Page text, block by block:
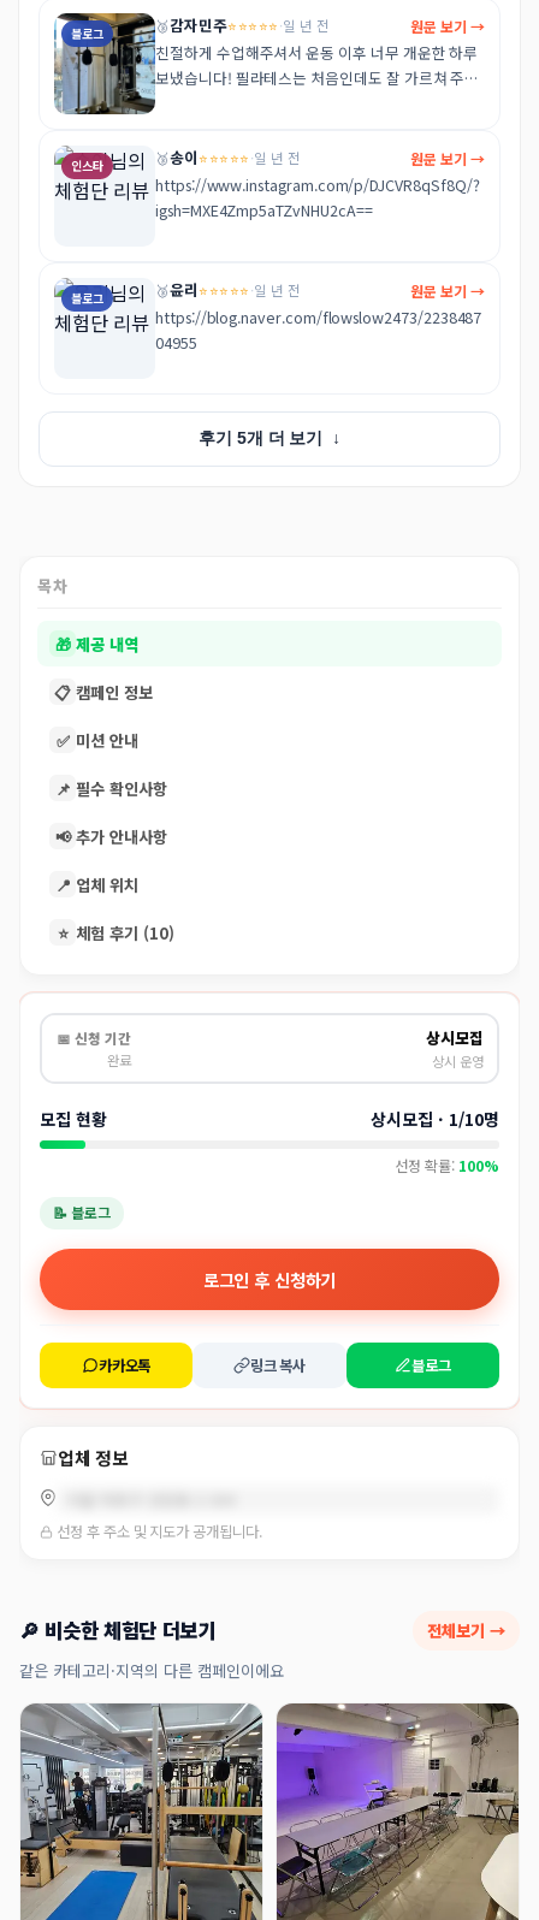
했습니다:)
블로그 🥉감자민주⭐⭐⭐⭐⭐·일 년 전 원문 보기 →
친절하게 수업해주셔서 운동 이후 너무 개운한 하루
보냈습니다! 필라테스는 처음인데도 잘 가르쳐 주셔
94057
인스타 🥉송이⭐⭐⭐⭐⭐·일 년 전 원문 보기 →
https://www.instagram.com/p/DJCVR8qSf8Q/?
igsh=MXE4Zmp5aTZvNHU2cA==
블로그 🥉윤리⭐⭐⭐⭐⭐·일 년 전 원문 보기 →
https://blog.naver.com/flowslow2473/2238487
04955
후기 5개 더 보기 ↓
목차
🎁 제공 내역
📋 캠페인 정보
✅ 미션 안내
📌 필수 확인사항
📢 추가 안내사항
📍 업체 위치
⭐ 체험 후기 (10)
📅 신청 기간
완료
상시모집
상시 운영
모집 현황 상시모집 · 1/10명
선정 확률: 100%
📝 블로그
로그인 후 신청하기
카카오톡 링크 복사 블로그
업체 정보
선정 후 주소 및 지도가 공개됩니다.
🔎 비슷한 체험단 더보기 전체보기 →
같은 카테고리·지역의 다른 캠페인이에요